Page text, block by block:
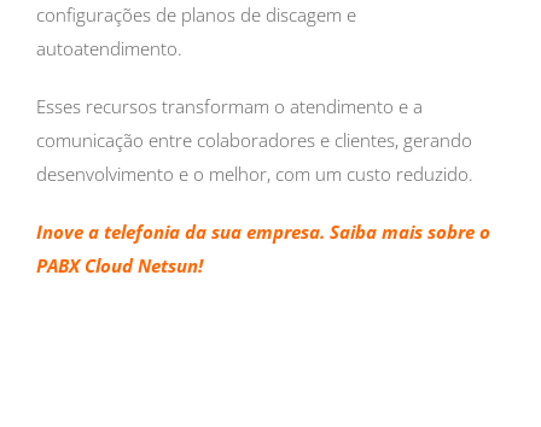
configurações de planos de discagem e
autoatendimento.
Esses recursos transformam o atendimento e a
comunicação entre colaboradores e clientes, gerando
desenvolvimento e o melhor, com um custo reduzido.
Inove a telefonia da sua empresa. Saiba mais sobre o
PABX Cloud Netsun!